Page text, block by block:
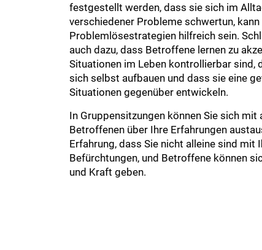
festgestellt werden, dass sie sich im
verschiedener Probleme schwertun,
Problemlösestrategien hilfreich sein.
auch dazu, dass Betroffene lernen zu
Situationen im Leben kontrollierbar sind,
sich selbst aufbauen und dass sie eine
Situationen gegenüber entwickeln.
In Gruppensitzungen können Sie sich
Betroffenen über Ihre Erfahrungen
Erfahrung, dass Sie nicht alleine sind mit
Befürchtungen, und Betroffene können
und Kraft geben.